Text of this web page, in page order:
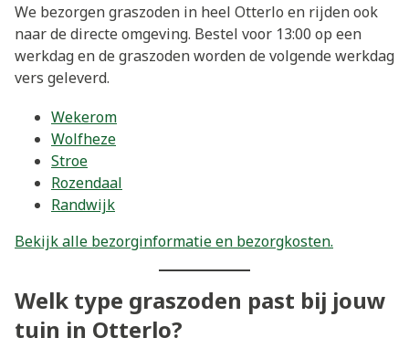
We bezorgen graszoden in heel Otterlo en rijden ook
naar de directe omgeving. Bestel voor 13:00 op een
werkdag en de graszoden worden de volgende werkdag
vers geleverd.
Wekerom
Wolfheze
Stroe
Rozendaal
Randwijk
Bekijk alle bezorginformatie en bezorgkosten.
Welk type graszoden past bij jouw
tuin in Otterlo?